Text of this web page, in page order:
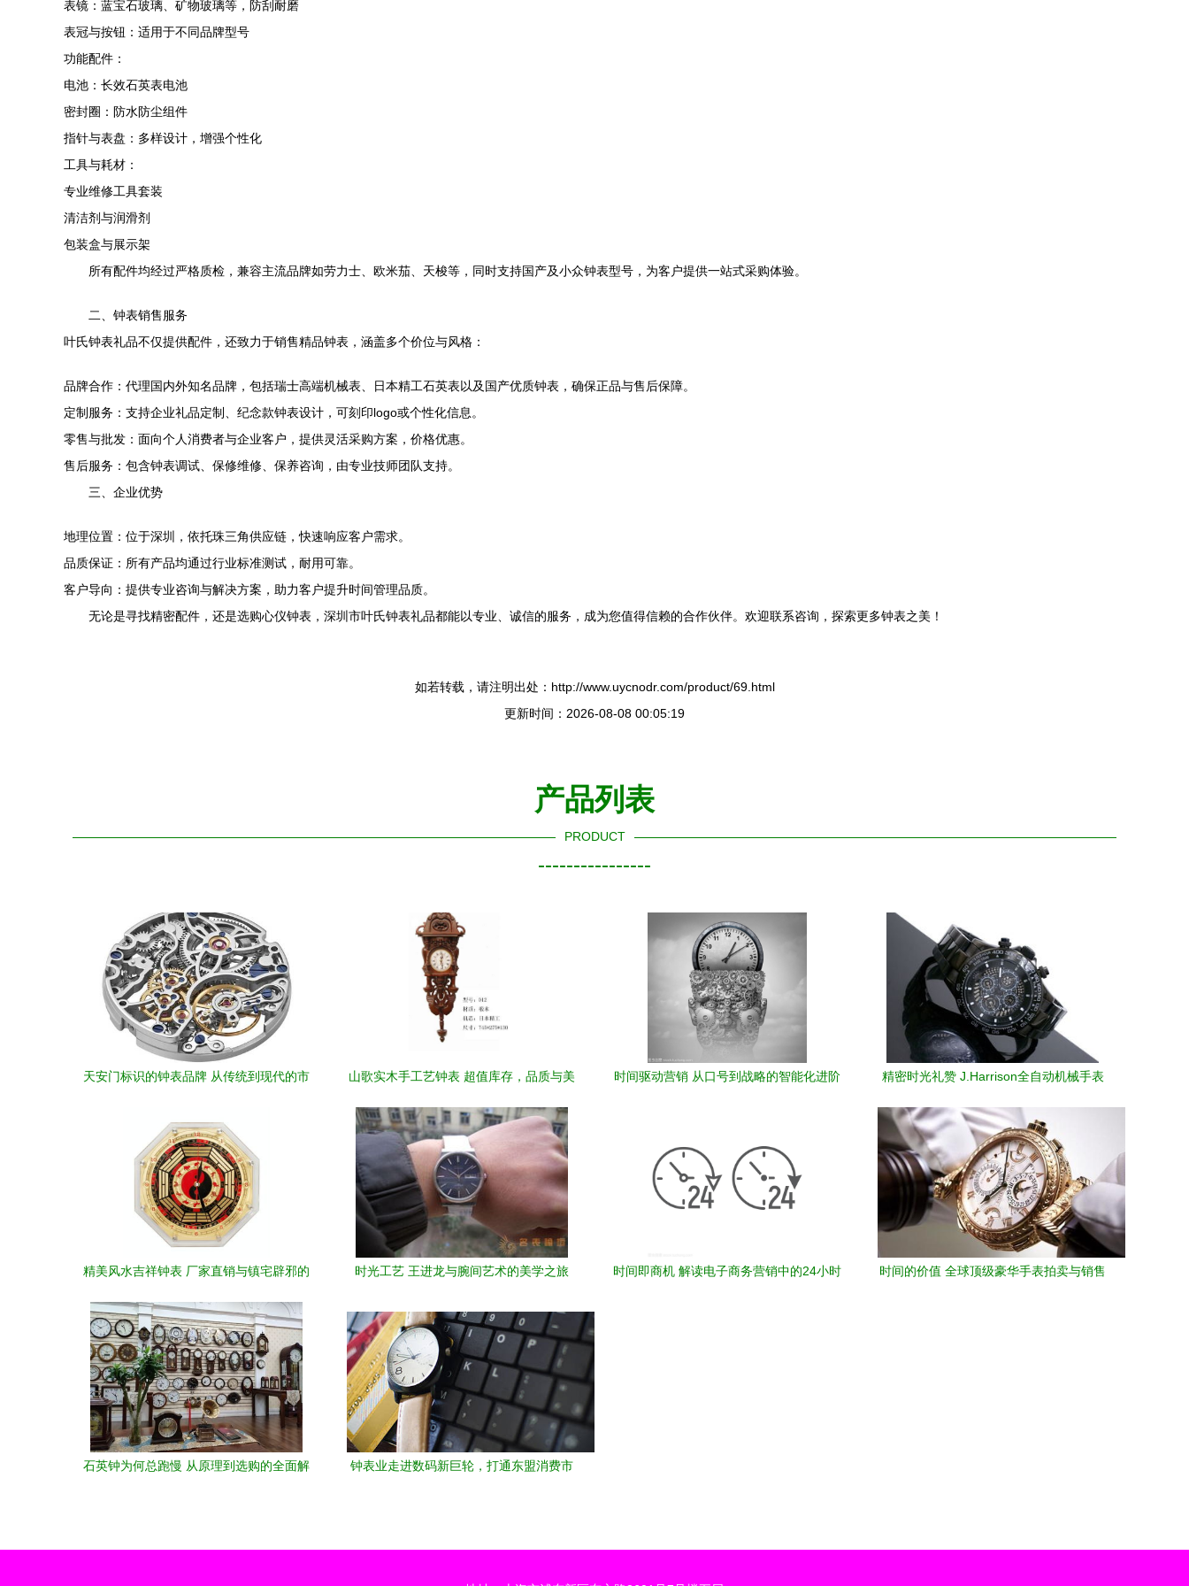
表镜：蓝宝石玻璃、矿物玻璃等，防刮耐磨
表冠与按钮：适用于不同品牌型号
功能配件：
电池：长效石英表电池
密封圈：防水防尘组件
指针与表盘：多样设计，增强个性化
工具与耗材：
专业维修工具套装
清洁剂与润滑剂
包装盒与展示架
所有配件均经过严格质检，兼容主流品牌如劳力士、欧米茄、天梭等，同时支持国产及小众钟表型号，为客户提供一站式采购体验。
二、钟表销售服务
叶氏钟表礼品不仅提供配件，还致力于销售精品钟表，涵盖多个价位与风格：
品牌合作：代理国内外知名品牌，包括瑞士高端机械表、日本精工石英表以及国产优质钟表，确保正品与售后保障。
定制服务：支持企业礼品定制、纪念款钟表设计，可刻印logo或个性化信息。
零售与批发：面向个人消费者与企业客户，提供灵活采购方案，价格优惠。
售后服务：包含钟表调试、保修维修、保养咨询，由专业技师团队支持。
三、企业优势
地理位置：位于深圳，依托珠三角供应链，快速响应客户需求。
品质保证：所有产品均通过行业标准测试，耐用可靠。
客户导向：提供专业咨询与解决方案，助力客户提升时间管理品质。
无论是寻找精密配件，还是选购心仪钟表，深圳市叶氏钟表礼品都能以专业、诚信的服务，成为您值得信赖的合作伙伴。欢迎联系咨询，探索更多钟表之美！
如若转载，请注明出处：http://www.uycnodr.com/product/69.html
更新时间：2026-08-08 00:05:19
产品列表
PRODUCT
----------------
天安门标识的钟表品牌 从传统到现代的市
山歌实木手工艺钟表 超值库存，品质与美
时间驱动营销 从口号到战略的智能化进阶
精密时光礼赞 J.Harrison全自动机械手表
精美风水吉祥钟表 厂家直销与镇宅辟邪的
时光工艺 王进龙与腕间艺术的美学之旅
时间即商机 解读电子商务营销中的24小时
时间的价值 全球顶级豪华手表拍卖与销售
石英钟为何总跑慢 从原理到选购的全面解
钟表业走进数码新巨轮，打通东盟消费市